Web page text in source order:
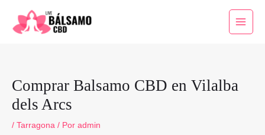
contenido
Main
Comprar Balsamo CBD en Vilalba
dels Arcs
/ Tarragona / Por admin